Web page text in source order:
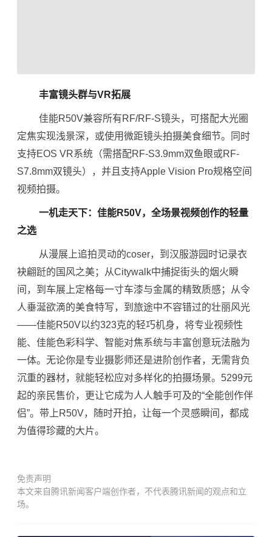
丰富镜头群与VR拓展
佳能R50V兼容所有RF/RF-S镜头，可搭配大光圈
定焦实现浅景深，或使用微距镜头拍摄美食细节。同时
支持EOS VR系统（需搭配RF-S3.9mm双鱼眼或RF-
S7.8mm双镜头），并且支持Apple Vision Pro规格空间
视频拍摄。
一机走天下：佳能R50V，全场景视频创作的轻量
之选
从漫展上追拍灵动的coser，到汉服游园时记录衣
袂翩跹的国风之美；从Citywalk中捕捉街头的烟火瞬
间，到车展上定格每一寸车漆与金属的精致质感；从令
人垂涎欲滴的美食特写，到旅途中不容错过的壮丽风光
——佳能R50V以约323克的轻巧机身，将专业视频性
能、佳能色彩科学、智能对焦系统与丰富创意玩法融为
一体。无论你是专业摄影师还是进阶创作者，无需背负
沉重的器材，就能轻松应对多样化的拍摄场景。5299元
起的亲民售价，更让它成为人人触手可及的“全能创作伴
侣”。带上R50V，随时开拍，让每一个灵感瞬间，都成
为值得珍藏的大片。
免责声明
本文来自腾讯新闻客户端创作者，不代表腾讯新闻的观点和立
场。